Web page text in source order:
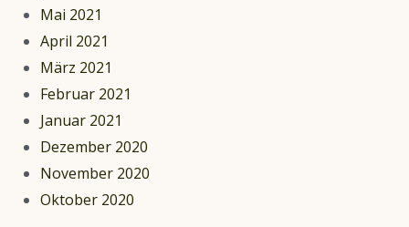
Mai 2021
April 2021
März 2021
Februar 2021
Januar 2021
Dezember 2020
November 2020
Oktober 2020